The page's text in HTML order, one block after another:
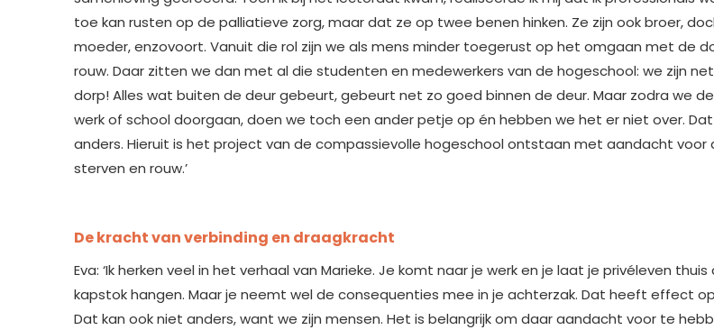
toe kan rusten op de palliatieve zorg, maar dat ze op twee benen hinken. Ze zijn ook broer,
moeder, enzovoort. Vanuit die rol zijn we als mens minder toegerust op het omgaan met de
rouw. Daar zitten we dan met al die studenten en medewerkers van de hogeschool: we zijn
dorp! Alles wat buiten de deur gebeurt, gebeurt net zo goed binnen de deur. Maar zodra we
werk of school doorgaan, doen we toch een ander petje op én hebben we het er niet over.
anders. Hieruit is het project van de compassievolle hogeschool ontstaan met aandacht voor
sterven en rouw.’
De kracht van verbinding en draagkracht
Eva: ‘Ik herken veel in het verhaal van Marieke. Je komt naar je werk en je laat je privéleven thuis
kapstok hangen. Maar je neemt wel de consequenties mee in je achterzak. Dat heeft effect
Dat kan ook niet anders, want we zijn mensen. Het is belangrijk om daar aandacht voor te